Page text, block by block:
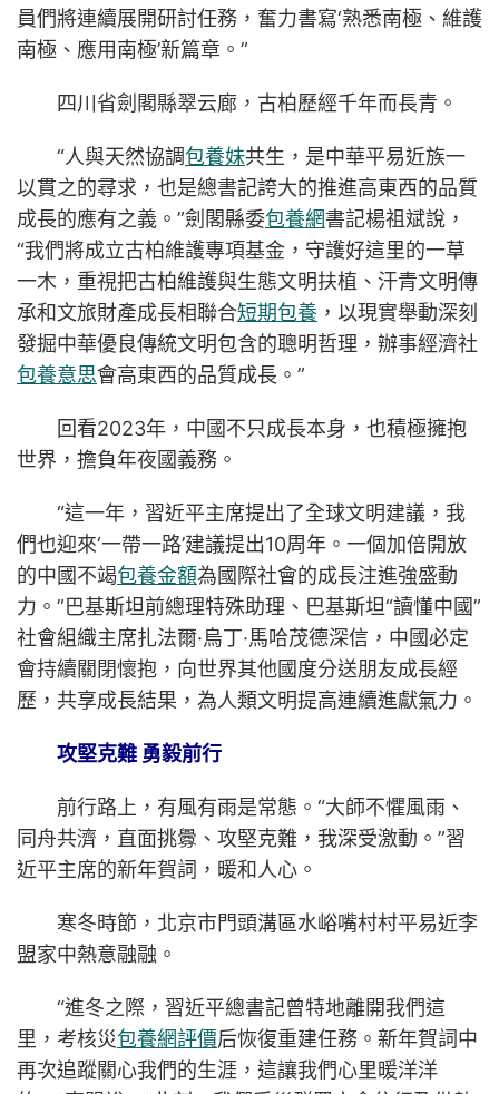
員們將連續展開研討任務，奮力書寫‘熟悉南極、維護
南極、應用南極’新篇章。”
四川省劍閣縣翠云廊，古柏歷經千年而長青。
“人與天然協調包養妹共生，是中華平易近族一
以貫之的尋求，也是總書記誇大的推進高東西的品質
成長的應有之義。”劍閣縣委包養網書記楊祖斌說，
“我們將成立古柏維護專項基金，守護好這里的一草
一木，重視把古柏維護與生態文明扶植、汗青文明傳
承和文旅財產成長相聯合短期包養 ，以現實舉動深刻
發掘中華優良傳統文明包含的聰明哲理，辦事經濟社
包養意思會高東西的品質成長。”
回看2023年，中國不只成長本身，也積極擁抱
世界，擔負年夜國義務。
“這一年，習近平主席提出了全球文明建議，我
們也迎來‘一帶一路’建議提出10周年。一個加倍開放
的中國不竭包養金額為國際社會的成長注進強盛動
力。”巴基斯坦前總理特殊助理、巴基斯坦“讀懂中國”
社會組織主席扎法爾·烏丁·馬哈茂德深信，中國必定
會持續關閉懷抱，向世界其他國度分送朋友成長經
歷，共享成長結果，為人類文明提高連續進獻氣力。
攻堅克難 勇毅前行
前行路上，有風有雨是常態。“大師不懼風雨、
同舟共濟，直面挑釁、攻堅克難，我深受激動。”習
近平主席的新年賀詞，暖和人心。
寒冬時節，北京市門頭溝區水峪嘴村村平易近李
盟家中熱意融融。
“進冬之際，習近平總書記曾特地離開我們這
里，考核災包養網評價后恢復重建任務。新年賀詞中
再次追蹤關心我們的生涯，這讓我們心里暖洋洋